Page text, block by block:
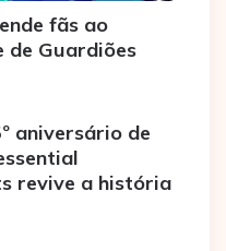
fãs ao
de Guardiões
aniversário de
revive a história